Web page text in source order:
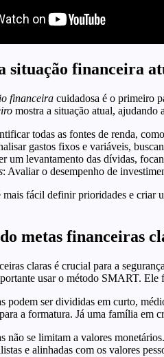
situação financeira
financeira cuidadosa é o primeiro
mostra a situação atual, ajudando
todas as fontes de renda,
gastos fixos e variáveis,
um levantamento das dívidas,
: Avaliar o desempenho de
mais fácil definir prioridades e criar
metas financeiras
claras é crucial para a
usar o método SMART. Ele
podem ser divididas em curto,
a formatura. Já uma família em
não se limitam a valores
e alinhadas com os valores